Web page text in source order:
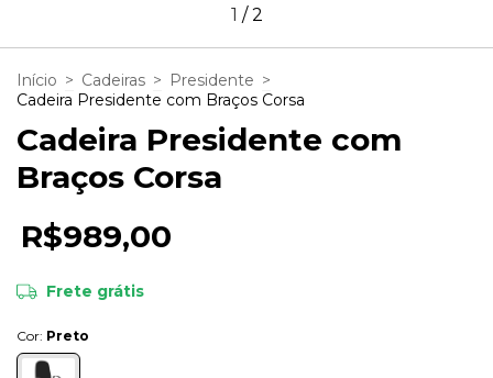
1 /2
Início > Cadeiras > Presidente >
Cadeira Presidente com Braços Corsa
Cadeira Presidente com
Braços Corsa
R$989,00
Frete grátis
Cor: Preto